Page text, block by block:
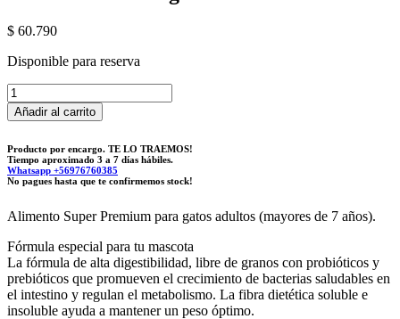
$ 60.790
Disponible para reserva
Brit
Care
Cat
Weight
Control
-
Chicken
cantidad
Añadir al carrito
Producto por encargo. TE LO TRAEMOS!
Tiempo aproximado 3 a 7 días hábiles.
Whatsapp +56976760385
No pagues hasta que te confirmemos stock!
Alimento Super Premium para gatos adultos (mayores de 7 años).
Fórmula especial para tu mascota
La fórmula de alta digestibilidad, libre de granos con probióticos y
prebióticos que promueven el crecimiento de bacterias saludables en
el intestino y regulan el metabolismo. La fibra dietética soluble e
insoluble ayuda a mantener un peso óptimo.